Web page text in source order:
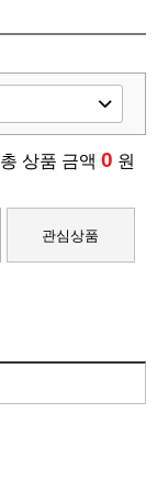
총 상품 금액 0 원
관심상품